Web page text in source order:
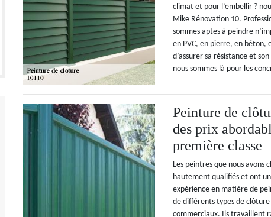
climat et pour l’embellir ?
Mike Rénovation 10.
sommes aptes à peindre
en PVC, en pierre, en béton,
d’assurer sa résistance et
nous sommes là pour les
Peinture de
des prix
première classe
Les peintres que nous avons
hautement qualifiés et ont
expérience en matière de
de différents types de
commerciaux. Ils travaillent